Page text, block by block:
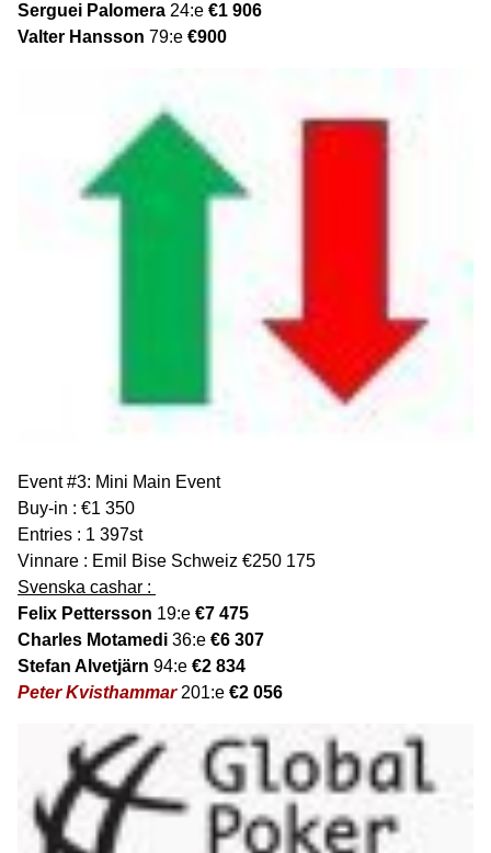
Serguei Palomera 24:e €1 906
Valter Hansson 79:e €900
Event #3: Mini Main Event
Buy-in : €1 350
Entries : 1 397st
Vinnare : Emil Bise Schweiz €250 175
Svenska cashar :
Felix Pettersson 19:e €7 475
Charles Motamedi 36:e €6 307
Stefan Alvetjärn 94:e €2 834
Peter Kvisthammar 201:e €2 056